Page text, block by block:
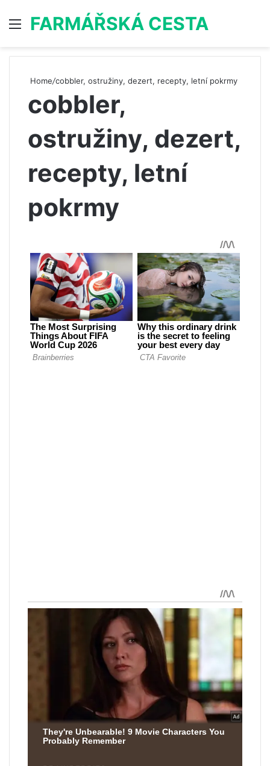
Menu
FARMÁŘSKÁ CESTA
Home/cobbler, ostružiny, dezert, recepty, letní pokrmy
cobbler,
ostružiny, dezert,
recepty, letní
pokrmy